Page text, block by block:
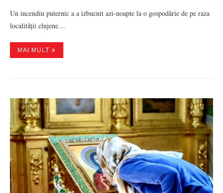
Un incendiu puternic a a izbucnit azi-noapte la o gospodărie de pe raza
localității clujene…
MAI MULT